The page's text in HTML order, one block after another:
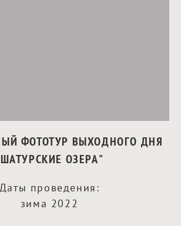
ФОТОТУР ВЫХОДНОГО ДНЯ
ОЗЕРА"
Даты проведения:
зима 2022